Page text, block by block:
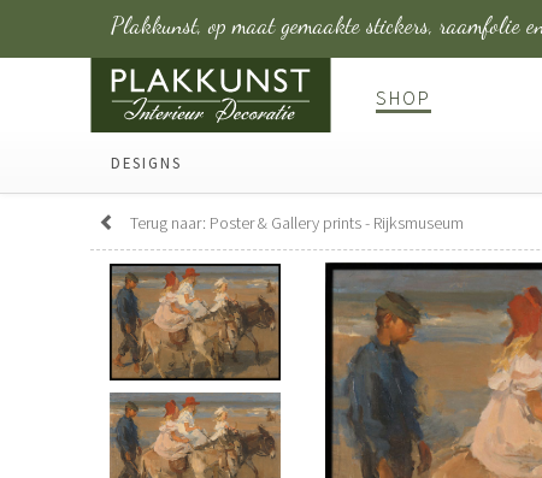
Plakkunst, op maat gemaakte stickers, raamfolie
SHOP
DESIGNS
Terug naar: Poster & Gallery prints - Rijksmuseum